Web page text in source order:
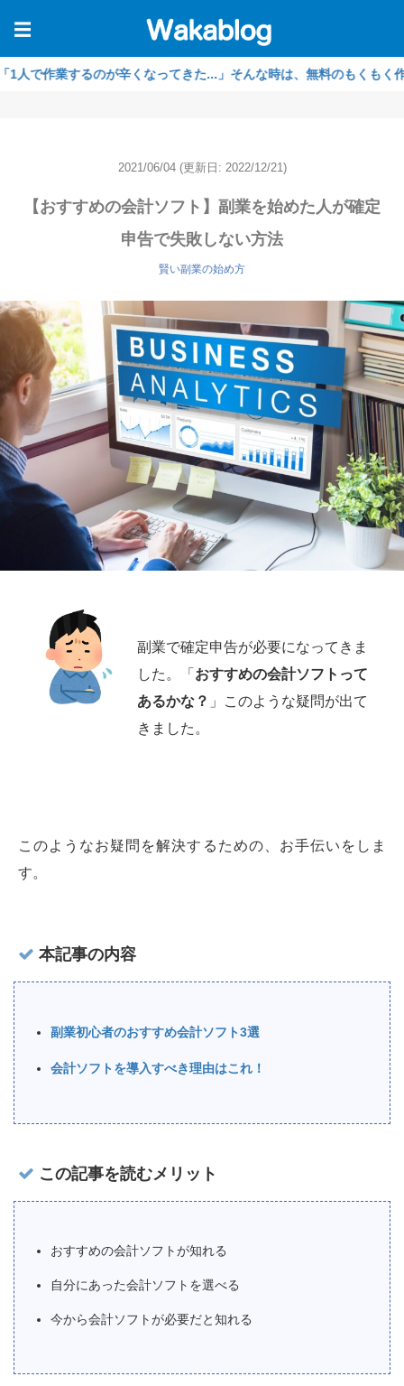
☰
するのが辛くなってきた...」そんな時は、無料のもくもく作業会を
2021/06/04 (更新日: 2022/12/21)
【おすすめの会計ソフト】副業を始めた人が確定
申告で失敗しない方法
賢い副業の始め方
副業で確定申告が必要になってきま
した。「 おすすめの会計ソフトって
あるかな？ 」このような疑問が出て
きました。
このようなお疑問を解決するための、お手伝いをしま
す。
本記事の内容
副業初心者のおすすめ会計ソフト3選
会計ソフトを導入すべき理由はこれ！
この記事を読むメリット
おすすめの会計ソフトが知れる
自分にあった会計ソフトを選べる
今から会計ソフトが必要だと知れる